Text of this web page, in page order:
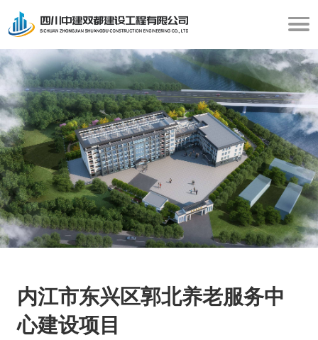
内江市东兴区郭北养老服务中
心建设项目